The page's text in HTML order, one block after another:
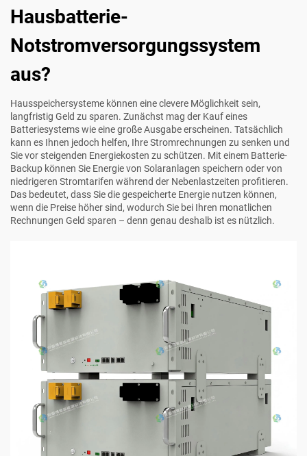
Hausbatterie-
Notstromversorgungssystem
aus?
Hausspeichersysteme können eine clevere Möglichkeit sein,
langfristig Geld zu sparen. Zunächst mag der Kauf eines
Batteriesystems wie eine große Ausgabe erscheinen. Tatsächlich
kann es Ihnen jedoch helfen, Ihre Stromrechnungen zu senken und
Sie vor steigenden Energiekosten zu schützen. Mit einem Batterie-
Backup können Sie Energie von Solaranlagen speichern oder von
niedrigeren Stromtarifen während der Nebenlastzeiten profitieren.
Das bedeutet, dass Sie die gespeicherte Energie nutzen können,
wenn die Preise höher sind, wodurch Sie bei Ihren monatlichen
Rechnungen Geld sparen – denn genau deshalb ist es nützlich.